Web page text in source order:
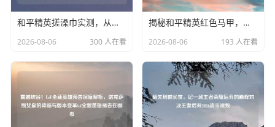
和平精英搓澡巾实测，从青铜苟分到战神封神的魔幻大赏
2026-08-06 300 人在看
揭秘和平精英红色马甲，是伪装陷阱还是时尚战袍？盘点红色套装
2026-08-06 193 人在看